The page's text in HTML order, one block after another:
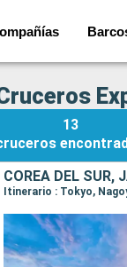
13
COREA DEL SUR,
Itinerario : Tokyo,